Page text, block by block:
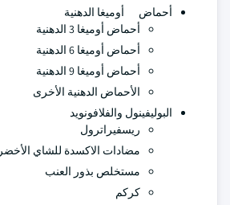
أحماض أوميغا الدهنية
أحماض أوميغا 3 الدهنية
أحماض أوميغا 6 الدهنية
أحماض أوميغا 9 الدهنية
الأحماض الدهنية الأخرى
البوليفينول والفلافونويد
ريسفيراترول
مضادات الاكسدة للشاي الأخضر
مستخلص بذور العنب
كركم